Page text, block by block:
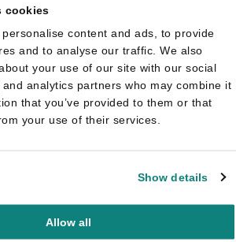
cookies
content and ads, to provide
and to analyse our traffic. We also
your use of our site with our social
analytics partners who may combine it
that you’ve provided to them or that
your use of their services.
Show details
Allow all